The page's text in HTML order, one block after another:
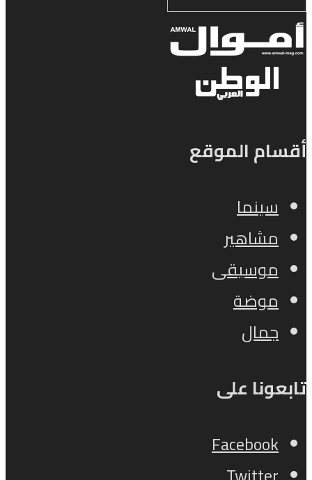
أقسام الموقع
سينما
مشاهير
موسيقى
موضة
جمال
تابعونا على
Facebook